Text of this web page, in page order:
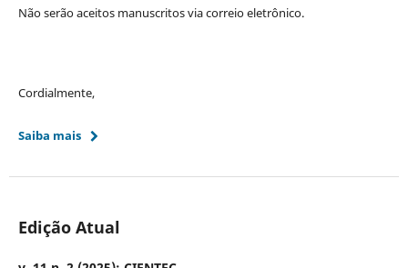
Não serão aceitos manuscritos via correio eletrônico.
Cordialmente,
Saiba mais
Edição Atual